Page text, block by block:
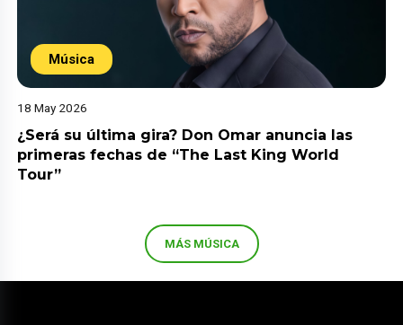
Música
18 May 2026
¿Será su última gira? Don Omar anuncia las
primeras fechas de “The Last King World
Tour”
MÁS MÚSICA